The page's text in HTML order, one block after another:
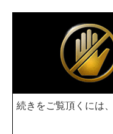
続きをご覧頂くには